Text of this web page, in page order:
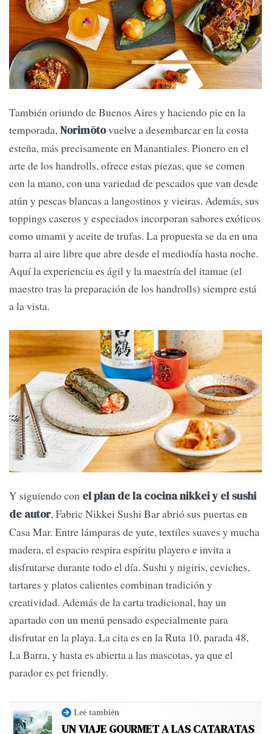
También oriundo de Buenos Aires y haciendo pie en la
temporada,Norimōtovuelve a desembarcar en la costa
esteña, más precisamente en Manantiales. Pionero en el
arte de los handrolls, ofrece estas piezas, que se comen
con la mano, con una variedad de pescados que van desde
atún y pescas blancas a langostinos y vieiras. Además, sus
toppings caseros y especiados incorporan sabores exóticos
como umami y aceite de trufas. La propuesta se da en una
barra al aire libre que abre desde el mediodía hasta noche.
Aquí la experiencia es ágil y la maestría del itamae (el
maestro tras la preparación de los handrolls) siempre está
a la vista.
Y siguiendo con el plan de la cocina nikkei y el sushi
de autor, Fabric Nikkei Sushi Bar abrió sus puertas en
Casa Mar. Entre lámparas de yute, textiles suaves y mucha
madera, el espacio respira espíritu playero e invita a
disfrutarse durante todo el día. Sushi y nigiris, ceviches,
tartares y platos calientes combinan tradición y
creatividad. Además de la carta tradicional, hay un
apartado con un menú pensado especialmente para
disfrutar en la playa. La cita es en la Ruta 10, parada 48,
La Barra, y hasta es abierta a las mascotas, ya que el
parador es pet friendly.
Leé también
UN VIAJE GOURMET A LAS CATARATAS